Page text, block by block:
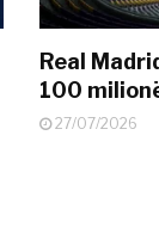
Real
100
27/07/2026